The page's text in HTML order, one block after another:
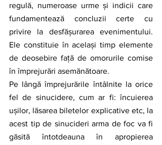
regulă, numeroase urme și indicii care
fundamentează concluzii certe cu
privire la desfășurarea evenimentului.
Ele constituie în același timp elemente
de deosebire față de omorurile comise
în împrejurări asemănătoare.
Pe lângă împrejurările întâlnite la orice
fel de sinucidere, cum ar fi: încuierea
ușilor, lăsarea biletelor explicative etc, la
acest tip de sinucideri arma de foc va fi
găsită întotdeauna în apropierea